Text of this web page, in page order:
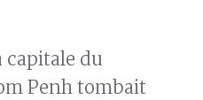
capitale du
Penh tombait